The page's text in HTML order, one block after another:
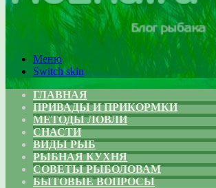
Меню
Switch skin
ГЛАВНАЯ
ПРИВАДЫ И ПРИКОРМКИ
МЕТОДЫ ЛОВЛИ
СНАСТИ
ВИДЫ РЫБ
РЫБНАЯ КУХНЯ
СОВЕТЫ РЫБОЛОВАМ
БЫТОВЫЕ ВОПРОСЫ